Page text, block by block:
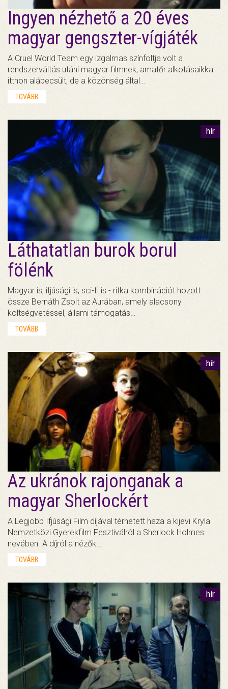
Ingyen nézhető a 20 éves
magyar gengszter-vígjáték
A Cruel World Team egy izgalmas színfoltja volt a
rendszerváltás utáni magyar filmnek, amatőr alkotásaikkal
itthon alábecsült, de a közönség által…
TOVÁBB
hír
Láthatatlan burok borul
fölénk
Magyar is, ifjúsági is, sci-fi is - ritka kombinációt hozott
össze Bernáth Zsolt az Aurában, amely alacsony
költségvetéssel, állami támogatás…
TOVÁBB
hír
Az ukránok rajonganak a
magyar Sherlockért
A Legjobb Ifjúsági Film díjával térhetett haza a kijevi Kryla
Nemzetközi Gyerekfilm Fesztiválról a Sherlock Holmes
nevében. A díjról a nézők…
TOVÁBB
hír